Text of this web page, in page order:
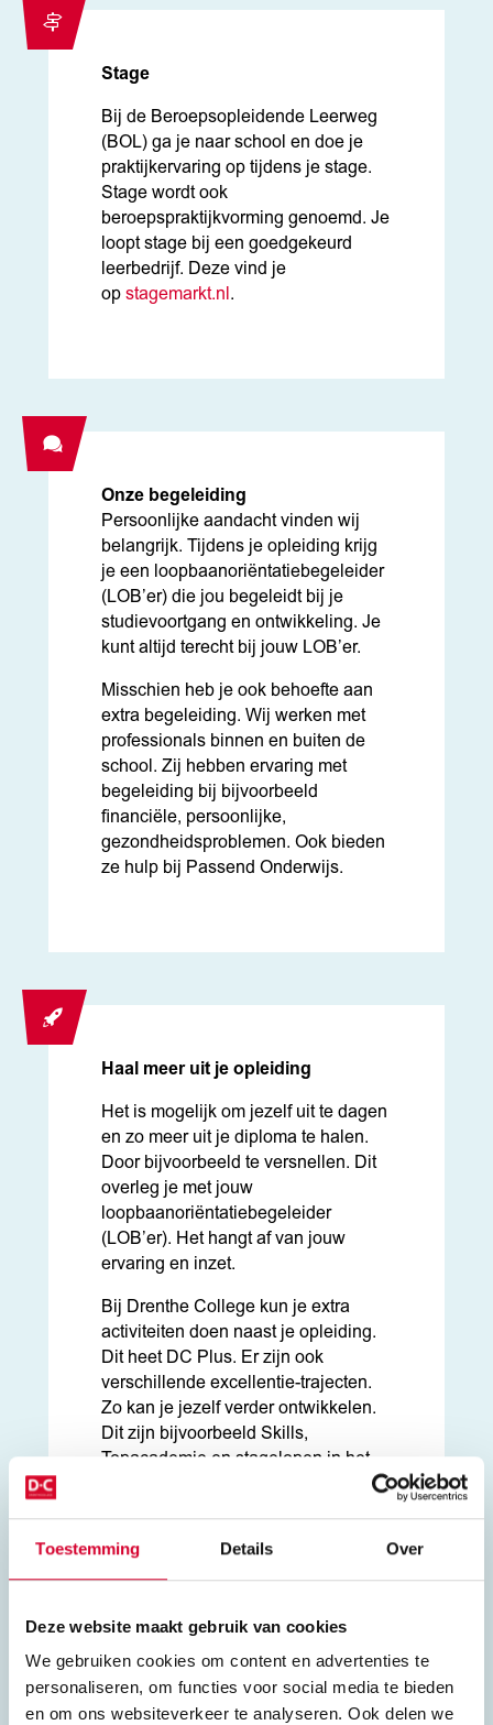
Toestemming Details Over
Deze website maakt gebruik van cookies
We gebruiken cookies om content en advertenties te
personaliseren, om functies voor social media te bieden
en om ons websiteverkeer te analyseren. Ook delen we
Stage
Bij de Beroepsopleidende Leerweg
(BOL) ga je naar school en doe je
praktijkervaring op tijdens je stage.
Stage wordt ook
beroepspraktijkvorming genoemd. Je
loopt stage bij een goedgekeurd
leerbedrijf. Deze vind je
op stagemarkt.nl .
Onze begeleiding
Persoonlijke aandacht vinden wij
belangrijk. Tijdens je opleiding krijg
je een loopbaanoriëntatiebegeleider
(LOB’er) die jou begeleidt bij je
studievoortgang en ontwikkeling. Je
kunt altijd terecht bij jouw LOB’er.
Misschien heb je ook behoefte aan
extra begeleiding. Wij werken met
professionals binnen en buiten de
school. Zij hebben ervaring met
begeleiding bij bijvoorbeeld
financiële, persoonlijke,
gezondheidsproblemen. Ook bieden
ze hulp bij Passend Onderwijs.
Haal meer uit je opleiding
Het is mogelijk om jezelf uit te dagen
en zo meer uit je diploma te halen.
Door bijvoorbeeld te versnellen. Dit
overleg je met jouw
loopbaanoriëntatiebegeleider
(LOB’er). Het hangt af van jouw
ervaring en inzet.
Bij Drenthe College kun je extra
activiteiten doen naast je opleiding.
Dit heet DC Plus. Er zijn ook
verschillende excellentie-trajecten.
Zo kan je jezelf verder ontwikkelen.
Dit zijn bijvoorbeeld Skills,
Topacademie en stagelopen in het
Vakken en keuzedelen
Deze vakken krijg je: